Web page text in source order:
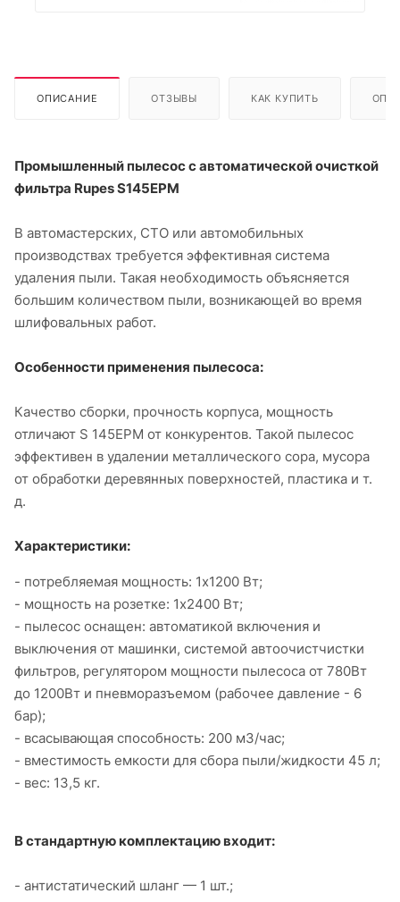
ОПИСАНИЕ ОТЗЫВЫ КАК КУПИТЬ
Промышленный пылесос с автоматической очисткой
фильтра Rupes S145EPM
В автомастерских, СТО или автомобильных
производствах требуется эффективная система
удаления пыли. Такая необходимость объясняется
большим количеством пыли, возникающей во время
шлифовальных работ.
Особенности применения пылесоса:
Качество сборки, прочность корпуса, мощность
отличают S 145EPM от конкурентов. Такой пылесос
эффективен в удалении металлического сора, мусора
от обработки деревянных поверхностей, пластика и т.
д.
Характеристики:
- потребляемая мощность: 1х1200 Вт;
- мощность на розетке: 1х2400 Вт;
- пылесос оснащен: автоматикой включения и
выключения от машинки, системой автоочистчистки
фильтров, регулятором мощности пылесоса от 780Вт
до 1200Вт и пневморазъемом (рабочее давление - 6
бар);
- всасывающая способность: 200 м3/час;
- вместимость емкости для сбора пыли/жидкости 45 л;
- вес: 13,5 кг.
В стандартную комплектацию входит:
- антистатический шланг — 1 шт.;